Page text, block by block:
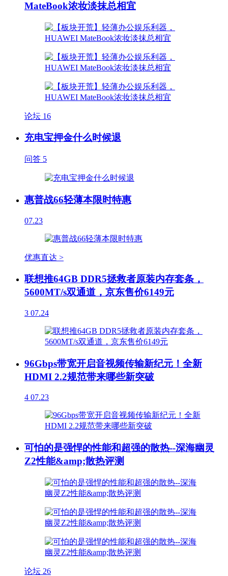
MateBook浓妆淡抹总相宜
论坛 16
充电宝押金什么时候退
问答 5
惠普战66轻薄本限时特惠
07.23
优惠直达 >
联想推64GB DDR5拯救者原装内存套条，
5600MT/s双通道，京东售价6149元
3 07.24
96Gbps带宽开启音视频传输新纪元！全新
HDMI 2.2规范带来哪些新突破
4 07.23
可怕的是强悍的性能和超强的散热--深海幽灵
Z2性能&amp;散热评测
论坛 26